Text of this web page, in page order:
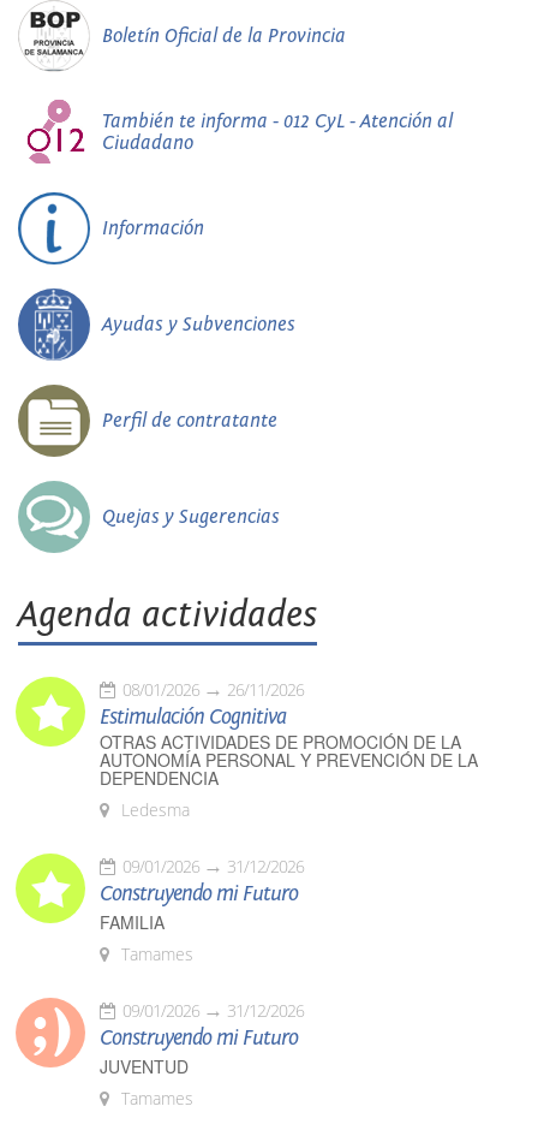
Boletín Oficial de la Provincia
También te informa - 012 CyL - Atención al
Ciudadano
Información
Ayudas y Subvenciones
Perfil de contratante
Quejas y Sugerencias
Agenda actividades
08/01/2026 26/11/2026
Estimulación Cognitiva
OTRAS ACTIVIDADES DE PROMOCIÓN DE LA
AUTONOMÍA PERSONAL Y PREVENCIÓN DE LA
DEPENDENCIA
Ledesma
09/01/2026 31/12/2026
Construyendo mi Futuro
FAMILIA
Tamames
09/01/2026 31/12/2026
Construyendo mi Futuro
JUVENTUD
Tamames